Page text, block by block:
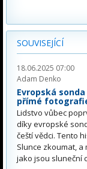
SOUVISEJÍCÍ
18.06.2025 07:00
Adam Denko
Evropská
přímé
Lidstvo vůbec
díky evropské
čeští vědci. Tento
Slunce zkoumat,
jako jsou sluneční